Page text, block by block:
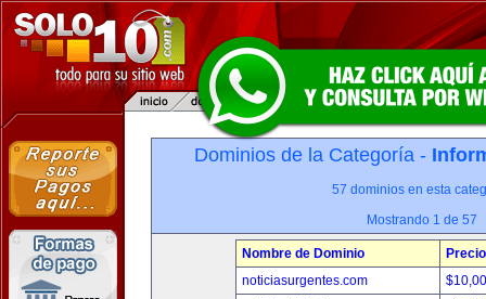
Dominios de la Categoría -
57 dominios en esta
Mostrando 1 de 57
Nombre de Dominio
Precio
noticiasurgentes.com